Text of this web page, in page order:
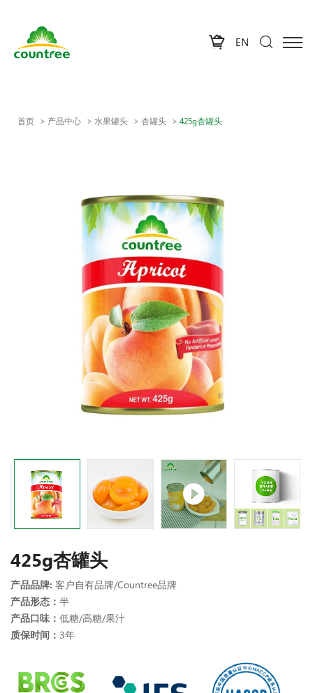
EN
首页 产品中心 水果罐头 杏罐头 425g杏罐头
425g杏罐头
产品品牌: 客户自有品牌/Countree品牌
产品形态： 半
产品口味： 低糖/高糖/果汁
质保时间： 3年